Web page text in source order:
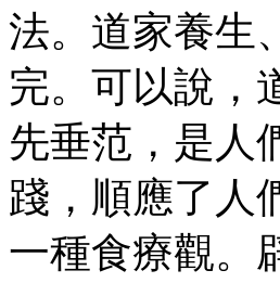
法。道家養生
完。可以說，
先垂范，是人
踐，順應了人
一種食療觀。